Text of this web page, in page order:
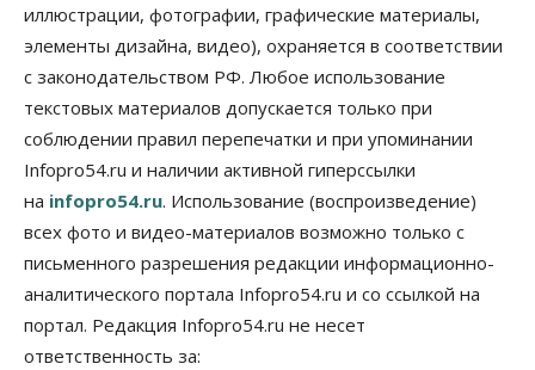
Общество
Синоптики рассказали о погоде в Новосибирске
на выходных
07 Августа 2026, 12:00
Жители Новосибирска смогут добровольно
повысить свою пенсию
07 Августа 2026, 11:30
Общество
Деньгами будут распоряжаться дети: в десяти
школах Новосибирской области введут
инициативное бюджетирование
07 Августа 2026, 11:00
иллюстрации, фотографии, графические материалы,
элементы дизайна, видео), охраняется в соответствии
с законодательством РФ. Любое использование
текстовых материалов допускается только при
соблюдении правил перепечатки и при упоминании
Infopro54.ru и наличии активной гиперссылки
на infopro54.ru. Использование (воспроизведение)
всех фото и видео-материалов возможно только с
письменного разрешения редакции информационно-
аналитического портала Infopro54.ru и со ссылкой на
портал. Редакция Infopro54.ru не несет
ответственность за: